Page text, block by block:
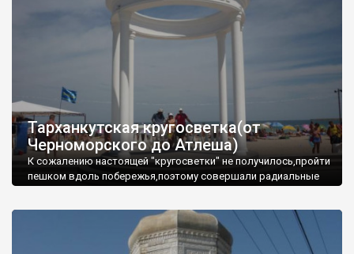
Тарханкутская кругосветка(от
Черноморского до Атлеша)
К сожалению настоящей "кругосветки" не получилось,пройти
пешком вдоль побережья,поэтому совершали радиальные